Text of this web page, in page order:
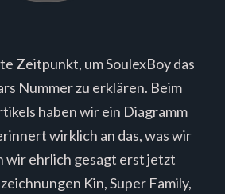
Zeitpunkt, um SoulexBoy das
Nummer zu erklären. Beim
haben wir ein Diagramm
wirklich an das, was wir
wir ehrlich gesagt erst jetzt
Kin, Super Family,